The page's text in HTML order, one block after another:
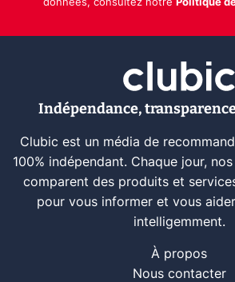
données, consultez notre Politique
Indépendance,
Clubic est un média de
100% indépendant. Chaque jour,
comparent des produits et
pour vous informer et vous
intelligemment.
À propos
Nous contacter